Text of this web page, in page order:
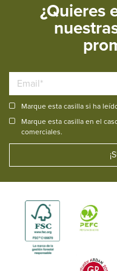
¿Quieres
Marque esta casilla si ha
Marque esta casilla en el
comerciales.